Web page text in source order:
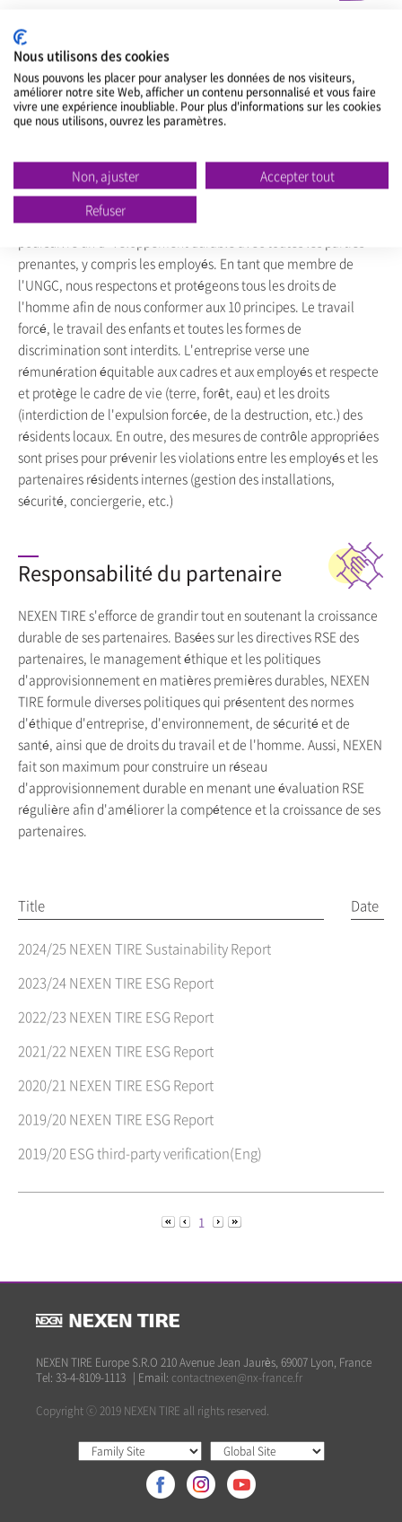
NEXEN TIRE s'engage à remplir sa mission d'entreprise centrée
sur l'homme grâce à une gestion des droits de l'homme qui
donne la priorité au travail et aux droits de l'homme dans toutes
ses activités de gestion. À cette fin, NEXEN TIRE a établi une
politique de gestion des droits de l'homme, présenté les normes
de jugement de valeur que tous les employés et parties
pratique dans toutes ses activités de gestion. Ainsi, NEXEN TIRE
met l'accent sur la dignité et la valeur humaines et pratique
activement la gestion des droits de l'homme, dans le but de
prenantes, y compris les employés. En tant que membre de
l'UNGC, nous respectons et protégeons tous les droits de
l'homme afin de nous conformer aux 10 principes. Le travail
forcé, le travail des enfants et toutes les formes de
discrimination sont interdits. L'entreprise verse une
rémunération équitable aux cadres et aux employés et respecte
et protège le cadre de vie (terre, forêt, eau) et les droits
(interdiction de l'expulsion forcée, de la destruction, etc.) des
résidents locaux. En outre, des mesures de contrôle appropriées
sont prises pour prévenir les violations entre les employés et les
partenaires résidents internes (gestion des installations,
sécurité, conciergerie, etc.)
Responsabilité du partenaire
NEXEN TIRE s'efforce de grandir tout en soutenant la croissance
durable de ses partenaires. Basées sur les directives RSE des
partenaires, le management éthique et les politiques
d'approvisionnement en matières premières durables, NEXEN
TIRE formule diverses politiques qui présentent des normes
d'éthique d'entreprise, d'environnement, de sécurité et de
santé, ainsi que de droits du travail et de l'homme. Aussi, NEXEN
fait son maximum pour construire un réseau
d'approvisionnement durable en menant une évaluation RSE
régulière afin d'améliorer la compétence et la croissance de ses
partenaires.
Title Date
2024/25 NEXEN TIRE Sustainability Report
2023/24 NEXEN TIRE ESG Report
2022/23 NEXEN TIRE ESG Report
2021/22 NEXEN TIRE ESG Report
2020/21 NEXEN TIRE ESG Report
2019/20 NEXEN TIRE ESG Report
2019/20 ESG third-party verification(Eng)
1
NEXEN TIRE Europe S.R.O 210 Avenue Jean Jaurès, 69007 Lyon, France
Tel: 33-4-8109-1113
Email: contactnexen@nx-france.fr
Copyright ⓒ 2019 NEXEN TIRE all rights reserved.
Nous utilisons des cookies
Nous pouvons les placer pour analyser les données de nos visiteurs,
améliorer notre site Web, afficher un contenu personnalisé et vous faire
vivre une expérience inoubliable. Pour plus d'informations sur les cookies
que nous utilisons, ouvrez les paramètres.
Non, ajuster
Accepter tout
Refuser